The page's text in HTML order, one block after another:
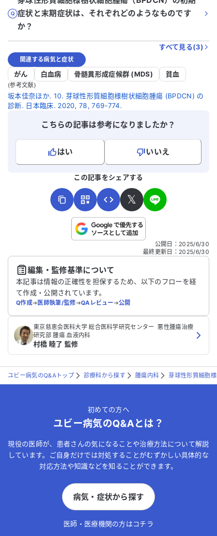
症状と末期症状は、それぞれどのようなものです
か？
すべて見る(3)
関連する病気と症状
がん 白血病 骨髄異形成症候群 (MDS) 貧血
(参考文献)
坂本佳奈ほか. 10. 芽球性形質細胞様樹状細胞腫瘍 (BPDCN) の
診断. 日本臨床. 2020, 78, 769-774.
こちらの記事は参考になりましたか？
はい
いいえ
こちらは送信専用のフォームです。氏名やご自身の病気の詳細な
送信する
この記事をシェアする
𝕏
公開日 ： 2025/6/30
最終更新日 ： 2025/6/30
編集・監修基準について
本記事は情報の正確性を担保するため、以下のフローを経
て作成・公開されています。
Q作成➔医師執筆/監修➔QAレビュー➔公開
‪東京慈恵会医科大学 総合医科学研究センター ‬ 悪性腫瘍治療
研究部‬ 腫瘍 血液内科
村橋 睦了 監修
ユビー病気のQ&Aトップ 診療科から探す 腫瘍内科 芽球性形質細胞
初めての方へ
ユビー病気のQ&Aとは？
現役の医師が、患者さんの気になることや治療方法について解説
しています。ご自身だけでは対処することがむずかしい具体的な
対応方法や知識などを知ることができます。
病気・症状から探す
医師・医療機関の方はコチラ